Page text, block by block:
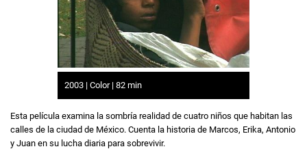
2003 | Color | 82 min
Esta película examina la sombría realidad de cuatro niños que habitan las
calles de la ciudad de México. Cuenta la historia de Marcos, Erika, Antonio
y Juan en su lucha diaria para sobrevivir.